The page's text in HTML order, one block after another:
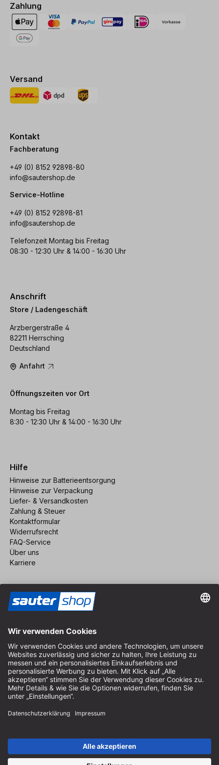
Zahlung
Versand
Kontakt
Fachberatung
+49 (0) 8152 92898-80
info@sautershop.de
Service-Hotline
+49 (0) 8152 92898-81
info@sautershop.de
Telefonzeit Montag bis Freitag
08:30 - 12:30 Uhr & 14:00 - 16:30 Uhr
Anschrift
Store / Ladengeschäft
Arzbergerstraße 4
82211 Herrsching
Deutschland
Anfahrt
Öffnungszeiten vor Ort
Montag bis Freitag
8:30 - 12:30 Uhr & 14:00 - 16:30 Uhr
Hilfe
Hinweise zur Batterieentsorgung
Hinweise zur Verpackung
Liefer- & Versandkosten
Zahlung & Steuer
Kontaktformular
Widerrufsrecht
FAQ-Service
Über uns
Karriere
Impressum
AGB
Datenschutz
Cookie-Einstellungen
© 2026 sauter GmbH
* kostenloser Versand ab 150 Euro Bestellwert innerhalb
Deutschlands für die Standard-Paketgrößen - ausgenommen
Sperrgut und Fracht
In Abh. des Lieferlandes kann die MwSt. an der Kasse variieren.